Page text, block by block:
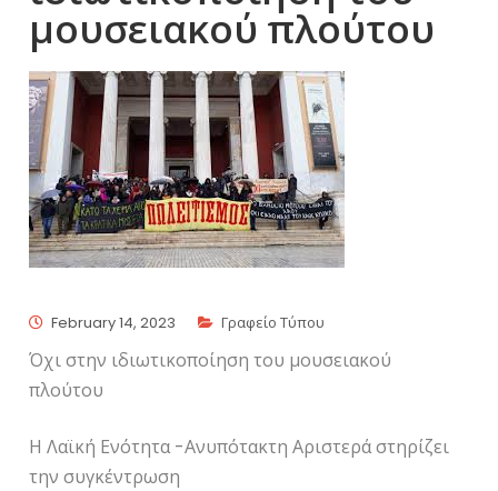
μουσειακού πλούτου
February 14, 2023 Γραφείο Τύπου
Όχι στην ιδιωτικοποίηση του μουσειακού
πλούτου
Η Λαϊκή Ενότητα -Ανυπότακτη Αριστερά στηρίζει
την συγκέντρωση